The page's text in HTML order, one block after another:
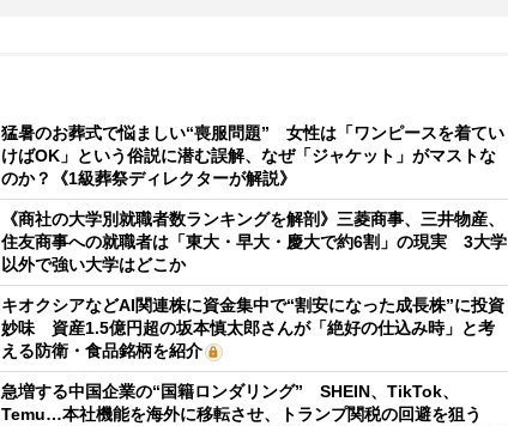
猛暑のお葬式で悩ましい“喪服問題” 女性は「ワンピースを着てい
けばOK」という俗説に潜む誤解、なぜ「ジャケット」がマストな
のか？《1級葬祭ディレクターが解説》
《商社の大学別就職者数ランキングを解剖》三菱商事、三井物産、
住友商事への就職者は「東大・早大・慶大で約6割」の現実 3大学
以外で強い大学はどこか
キオクシアなどAI関連株に資金集中で“割安になった成長株”に投資
妙味 資産1.5億円超の坂本慎太郎さんが「絶好の仕込み時」と考
える防衛・食品銘柄を紹介
急増する中国企業の“国籍ロンダリング” SHEIN、TikTok、
Temu…本社機能を海外に移転させ、トランプ関税の回避を狙う